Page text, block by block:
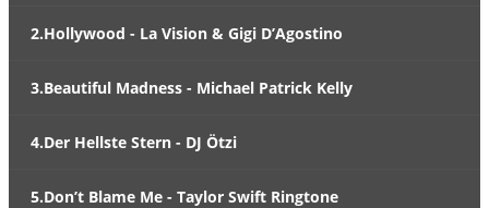
2.Hollywood - La Vision & Gigi D’Agostino
3.Beautiful Madness - Michael Patrick Kelly
4.Der Hellste Stern - DJ Ötzi
5.Don’t Blame Me - Taylor Swift Ringtone